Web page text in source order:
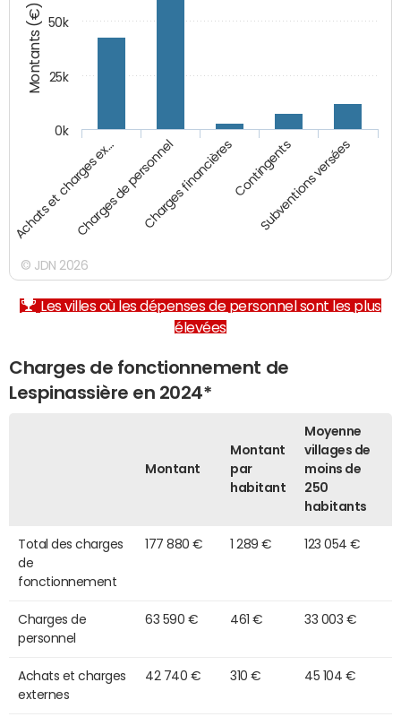
Montants (€)
Achats et charges ex…Charges de personnelCharges financièresContingents
Subventions versées
0k
25k
50k
© JDN 2026
Les villes où les dépenses de personnel sont les plus
élevées
Charges de fonctionnement de
Lespinassière en 2024*
Montant
Montant
par
habitant
Moyenne
villages de
moins de
250
habitants
Total des charges
de
fonctionnement
177 880 € 1 289 € 123 054 €
Charges de
personnel
63 590 € 461 € 33 003 €
Achats et charges
externes
42 740 € 310 € 45 104 €